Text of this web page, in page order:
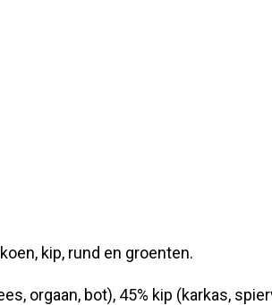
kip, rund en groenten.
orgaan, bot), 45% kip (karkas,